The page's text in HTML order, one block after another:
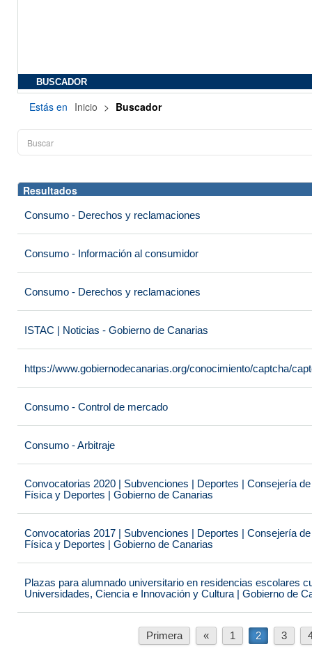
BUSCADOR
Estás en Inicio > Buscador
Resultados
Consumo - Derechos y reclamaciones
Consumo - Información al consumidor
Consumo - Derechos y reclamaciones
ISTAC | Noticias - Gobierno de Canarias
https://www.gobiernodecanarias.org/conocimiento/captcha/
Consumo - Control de mercado
Consumo - Arbitraje
Convocatorias 2020 | Subvenciones | Deportes | Consejería
Física y Deportes | Gobierno de Canarias
Convocatorias 2017 | Subvenciones | Deportes | Consejería
Física y Deportes | Gobierno de Canarias
Plazas para alumnado universitario en residencias escolares
Universidades, Ciencia e Innovación y Cultura | Gobierno de
Primera « 1 2 3